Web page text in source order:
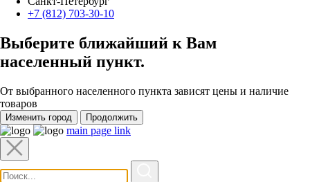
+7 (812) 703-30-10
Выберите ближайший к Вам
населенный пункт.
От выбранного населенного пункта зависят цены и наличие
товаров
Изменить город Продолжить
main page link